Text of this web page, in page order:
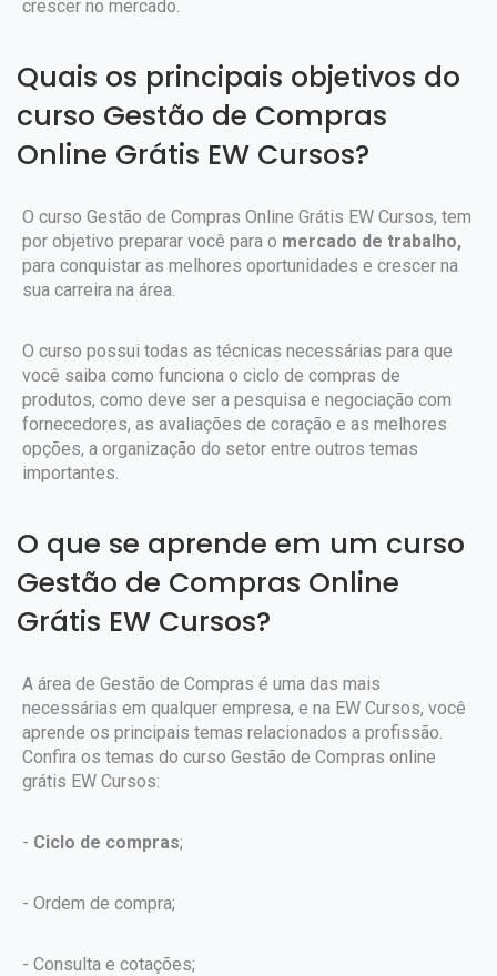
crescer no mercado.
Quais os principais objetivos do
curso Gestão de Compras
Online Grátis EW Cursos?
O curso Gestão de Compras Online Grátis EW Cursos, tem
por objetivo preparar você para o mercado de trabalho,
para conquistar as melhores oportunidades e crescer na
sua carreira na área.
O curso possui todas as técnicas necessárias para que
você saiba como funciona o ciclo de compras de
produtos, como deve ser a pesquisa e negociação com
fornecedores, as avaliações de coração e as melhores
opções, a organização do setor entre outros temas
importantes.
O que se aprende em um curso
Gestão de Compras Online
Grátis EW Cursos?
A área de Gestão de Compras é uma das mais
necessárias em qualquer empresa, e na EW Cursos, você
aprende os principais temas relacionados a profissão.
Confira os temas do curso Gestão de Compras online
grátis EW Cursos:
- Ciclo de compras;
- Ordem de compra;
- Consulta e cotações;